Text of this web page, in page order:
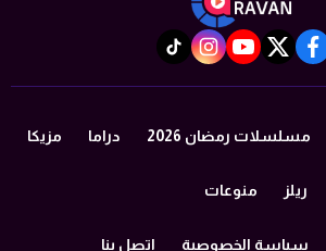
facebook
twitter
youtube
instagram
tiktok
مسلسلات رمضان 2026 دراما مزيكا
ريلز منوعات
سياسة الخصوصية اتصل بنا